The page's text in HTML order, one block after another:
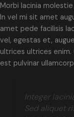
Morbi lacinia
In vel mi sit amet
amet pede facilisis
vel, egestas et,
ultrices ultrices
est pulvinar
Integer
Sed aliquet